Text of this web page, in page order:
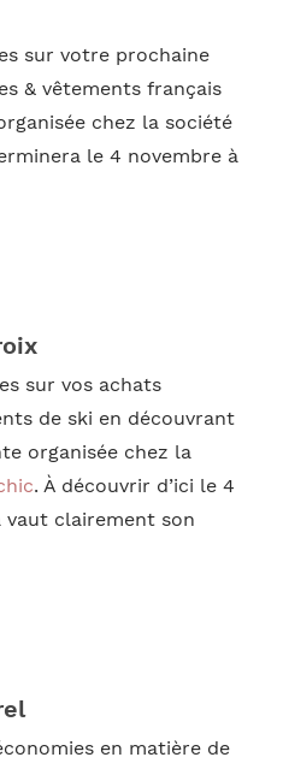
sur votre prochaine
& vêtements français
chez la société
le 4 novembre à
sur vos achats
de ski en découvrant
organisée chez la
. À découvrir d’ici le 4
vaut clairement son
en matière de